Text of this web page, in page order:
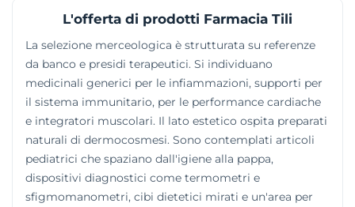
L'offerta di prodotti Farmacia Tili
La selezione merceologica è strutturata su referenze
da banco e presidi terapeutici. Si individuano
medicinali generici per le infiammazioni, supporti per
il sistema immunitario, per le performance cardiache
e integratori muscolari. Il lato estetico ospita preparati
naturali di dermocosmesi. Sono contemplati articoli
pediatrici che spaziano dall'igiene alla pappa,
dispositivi diagnostici come termometri e
sfigmomanometri, cibi dietetici mirati e un'area per